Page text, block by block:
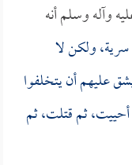
وآله وسلم أنه
ولكن لا
عليهم أن يتخلفوا
ثم قتلت، ثم